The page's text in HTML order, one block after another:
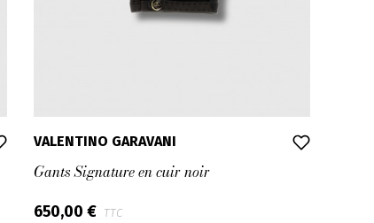
VALENTINO GARAVANI
Gants Signature en cuir noir
650,00 € TTC